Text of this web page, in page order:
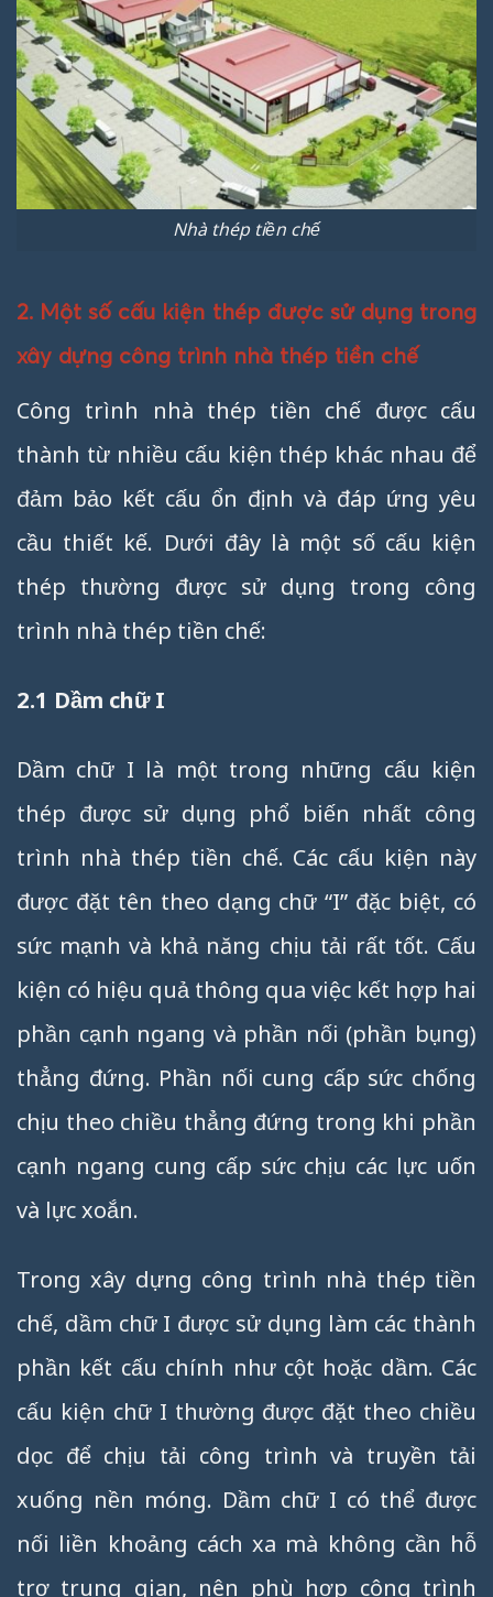
Nhà thép tiền chế
2. Một số cấu kiện thép được sử dụng trong
xây dựng công trình nhà thép tiền chế
Công trình nhà thép tiền chế được cấu
thành từ nhiều cấu kiện thép khác nhau để
đảm bảo kết cấu ổn định và đáp ứng yêu
cầu thiết kế. Dưới đây là một số cấu kiện
thép thường được sử dụng trong công
trình nhà thép tiền chế:
2.1 Dầm chữ I
Dầm chữ I là một trong những cấu kiện
thép được sử dụng phổ biến nhất công
trình nhà thép tiền chế. Các cấu kiện này
được đặt tên theo dạng chữ “I” đặc biệt, có
sức mạnh và khả năng chịu tải rất tốt. Cấu
kiện có hiệu quả thông qua việc kết hợp hai
phần cạnh ngang và phần nối (phần bụng)
thẳng đứng. Phần nối cung cấp sức chống
chịu theo chiều thẳng đứng trong khi phần
cạnh ngang cung cấp sức chịu các lực uốn
và lực xoắn.
Trong xây dựng công trình nhà thép tiền
chế, dầm chữ I được sử dụng làm các thành
phần kết cấu chính như cột hoặc dầm. Các
cấu kiện chữ I thường được đặt theo chiều
dọc để chịu tải công trình và truyền tải
xuống nền móng. Dầm chữ I có thể được
nối liền khoảng cách xa mà không cần hỗ
trợ trung gian, nên phù hợp công trình